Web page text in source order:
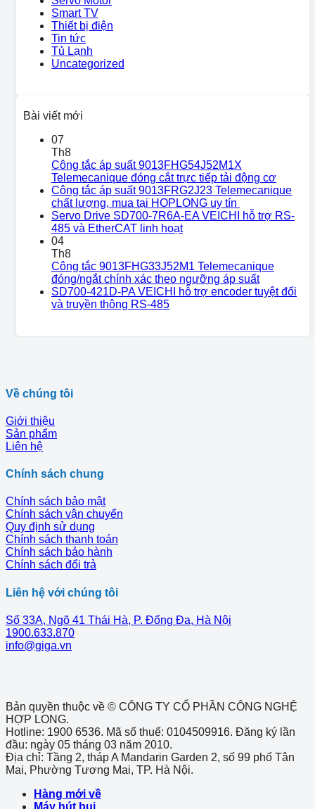
Smart TV
Thiết bị điện
Tin tức
Tủ Lạnh
Uncategorized
Bài viết mới
07
Th8
Công tắc áp suất 9013FHG54J52M1X
Telemecanique đóng cắt trực tiếp tải động cơ
Công tắc áp suất 9013FRG2J23 Telemecanique
chất lượng, mua tại HOPLONG uy tín
Servo Drive SD700-7R6A-EA VEICHI hỗ trợ RS-
485 và EtherCAT linh hoạt
04
Th8
Công tắc 9013FHG33J52M1 Telemecanique
đóng/ngắt chính xác theo ngưỡng áp suất
SD700-421D-PA VEICHI hỗ trợ encoder tuyệt đối
và truyền thông RS-485
Về chúng tôi
Giới thiệu
Sản phẩm
Liên hệ
Chính sách chung
Chính sách bảo mật
Chính sách vận chuyển
Quy định sử dụng
Chính sách thanh toán
Chính sách bảo hành
Chính sách đổi trả
Liên hệ với chúng tôi
Số 33A, Ngõ 41 Thái Hà, P. Đống Đa, Hà Nội
1900.633.870
info@giga.vn
Bản quyền thuộc về © CÔNG TY CỔ PHẦN CÔNG NGHỆ
HỢP LONG.
Hotline: 1900 6536. Mã số thuế: 0104509916. Đăng ký lần
đầu: ngày 05 tháng 03 năm 2010.
Địa chỉ: Tầng 2, tháp A Mandarin Garden 2, số 99 phố Tân
Mai, Phường Tương Mai, TP. Hà Nội.
Hàng mới về
Máy hút bụi